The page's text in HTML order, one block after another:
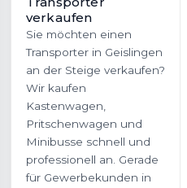
verkaufen
Sie möchten einen
Transporter in Geislingen
an der Steige verkaufen?
Wir kaufen
Kastenwagen,
Pritschenwagen und
Minibusse schnell und
professionell an. Gerade
für Gewerbekunden in